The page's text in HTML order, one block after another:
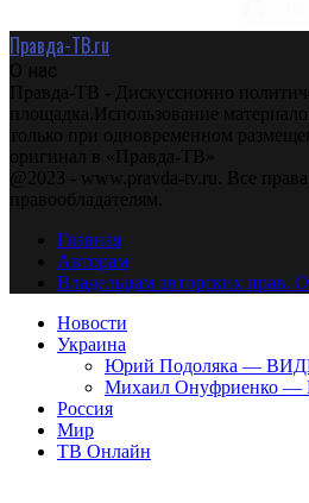
Правда-ТВ.ru
О нас
Правда-ТВ - Дискуссионно
площадка.Использование
только при одновременном
оригинал в «Правда-ТВ»
@2023 - www.pravda-tv.ru. Все
правообладателям.
Главная
Авторам
Владельцам авторских прав.
Новости
Украина
Юрий Подоляка —
Михаил Онуфриенко —
Россия
Мир
ТВ Онлайн